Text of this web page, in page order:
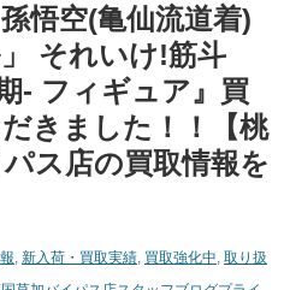
悟空(亀仙流道着)
それいけ!筋斗
- フィギュア』買
きました！！【桃
ス店の買取情報を
新入荷・買取実績 買取強化中 取り扱